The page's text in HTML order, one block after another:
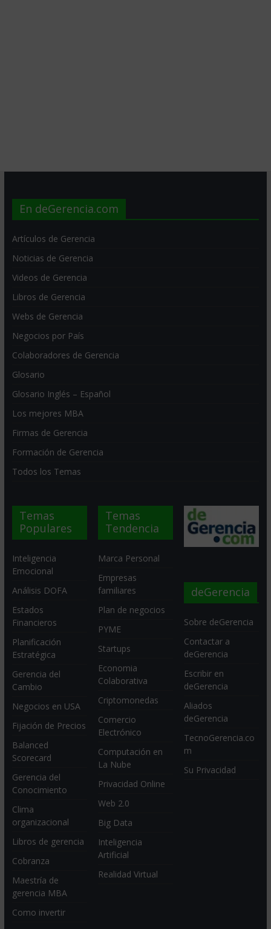
En deGerencia.com
Artículos de Gerencia
Noticias de Gerencia
Videos de Gerencia
Libros de Gerencia
Webs de Gerencia
Negocios por País
Colaboradores de Gerencia
Glosario
Glosario Inglés – Español
Los mejores MBA
Firmas de Gerencia
Formación de Gerencia
Todos los Temas
Temas
Populares
Inteligencia
Emocional
Análisis DOFA
Estados
Financieros
Planificación
Estratégica
Gerencia del
Cambio
Negocios en USA
Fijación de Precios
Balanced
Scorecard
Gerencia del
Conocimiento
Clima
organizacional
Libros de gerencia
Cobranza
Maestría de
gerencia MBA
Como invertir
Temas
Tendencia
Marca Personal
Empresas
familiares
Plan de negocios
PYME
Startups
Economia
Colaborativa
Criptomonedas
Comercio
Electrónico
Computación en
La Nube
Privacidad Online
Web 2.0
Big Data
Inteligencia
Artificial
Realidad Virtual
deGerencia
Sobre deGerencia
Contactar a
deGerencia
Escribir en
deGerencia
Aliados
deGerencia
TecnoGerencia.co
m
Su Privacidad